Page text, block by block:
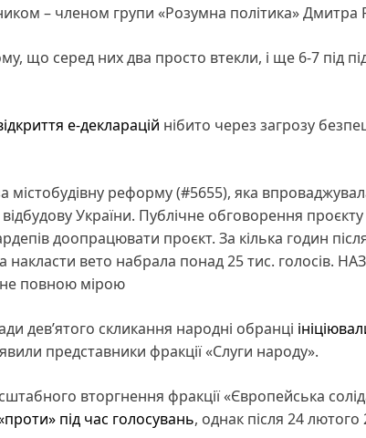
– членом групи «Розумна політика» Дмитра
що серед них два просто втекли, і ще 6-7 під
е-декларацій нібито через загрозу
реформу (#5655), яка
України. Публічне обговорення
доопрацювати проєкт. За кілька годин
вето набрала понад 25 тис. голосів.
не повною мірою
дев’ятого скликання народні обранці
представники фракції «Слуги народу».
вторгнення фракції «Європейська
під час голосувань, однак після 24 лютого